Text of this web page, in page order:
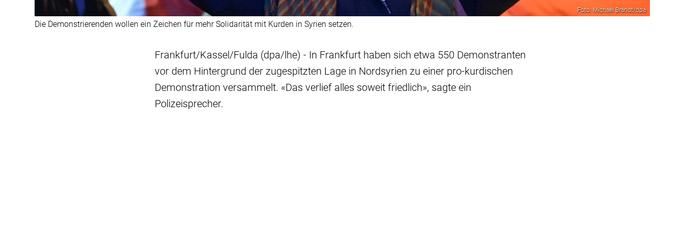
Foto: Michael Brandt/dpa
Die Demonstrierenden wollen ein Zeichen für mehr Solidarität mit Kurden in Syrien setzen.
Frankfurt/Kassel/Fulda (dpa/lhe) - In Frankfurt haben sich etwa 550 Demonstranten
vor dem Hintergrund der zugespitzten Lage in Nordsyrien zu einer pro-kurdischen
Demonstration versammelt. «Das verlief alles soweit friedlich», sagte ein
Polizeisprecher.